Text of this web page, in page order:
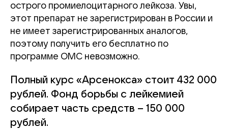
острого промиелоцитарного лейкоза. Увы,
этот препарат не зарегистрирован в России и
не имеет зарегистрированных аналогов,
поэтому получить его бесплатно по
программе ОМС невозможно.
Полный курс «Арсенокса» стоит 432 000
рублей. Фонд борьбы с лейкемией
собирает часть средств – 150 000
рублей.